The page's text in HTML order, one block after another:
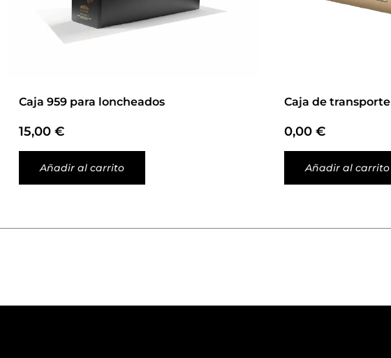
Caja 959 para loncheados
15,00 €
Añadir al carrito
Caja de transporte
0,00 €
Añadir al carrito